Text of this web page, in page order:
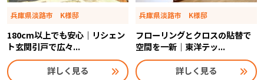
兵庫県淡路市 K様邸
180cm以上でも安心｜リシェン
ト玄関引戸で広々...
詳しく見る
兵庫県淡路市 K様邸
フローリングとクロスの貼替で
空間を一新｜東洋テッ...
詳しく見る